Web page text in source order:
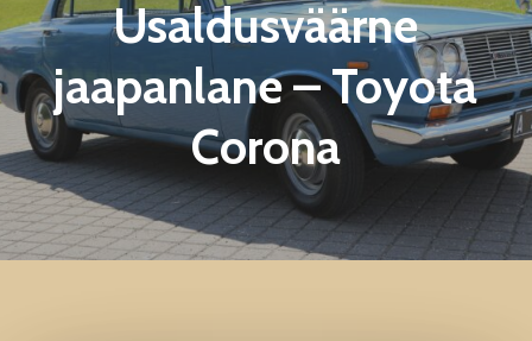
Usaldusväärne
jaapanlane – Toyota
Corona